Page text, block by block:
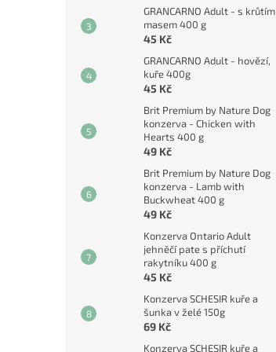
GRANCARNO Adult - s krůtím
masem 400 g
45 Kč
GRANCARNO Adult - hovězí,
kuře 400g
45 Kč
Brit Premium by Nature Dog
konzerva - Chicken with
Hearts 400 g
49 Kč
Brit Premium by Nature Dog
konzerva - Lamb with
Buckwheat 400 g
49 Kč
Konzerva Ontario Adult
jehněčí pate s příchutí
rakytníku 400 g
45 Kč
Konzerva SCHESIR kuře a
šunka v želé 150g
69 Kč
Konzerva SCHESIR kuře a